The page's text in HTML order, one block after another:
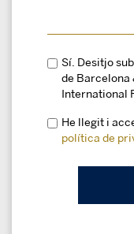
Sí. Desitjo
de Barcelona
International
He llegit i
política de